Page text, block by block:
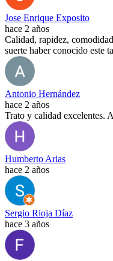
Jose Enrique Exposito
hace 2 años
Calidad, rapidez,
suerte haber conocido este
Antonio Hernández
hace 2 años
Trato y calidad excelentes.
Humberto Arias
hace 2 años
Sergio Rioja Díaz
hace 3 años